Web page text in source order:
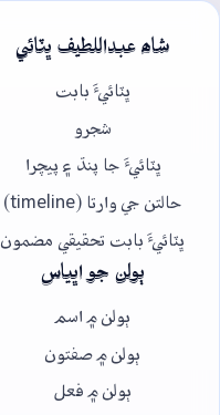
شاھ عبداللطيف ڀٽائي
ڀٽائيءَ بابت
شجرو
ڀٽائيءَ جا پنڌ ۽ پيچرا
حالتن جي وارتا (timeline)
ڀٽائيءَ بابت تحقيقي مضمون
ٻولن جو اڀياس
ٻولن ۾ اسم
ٻولن ۾ صفتون
ٻولن ۾ فعل